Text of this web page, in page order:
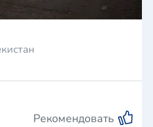
Рекомендовать